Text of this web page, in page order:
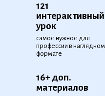
121
интерактивный
урок
самое нужное для
профессии в наглядном
формате
16+ доп.
материалов